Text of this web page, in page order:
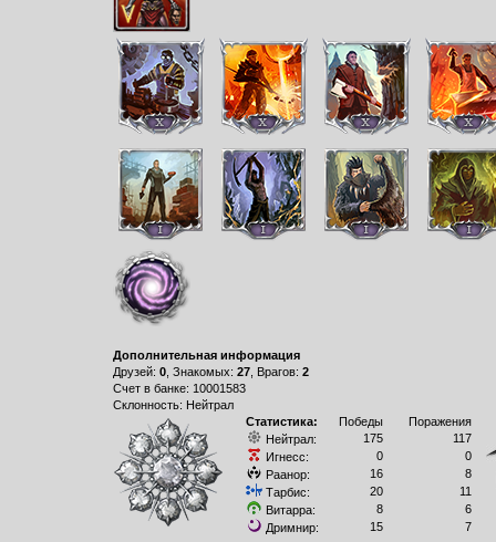
Дополнительная информация
Друзей: 0, Знакомых: 27, Врагов: 2
Счет в банке: 10001583
Склонность: Нейтрал
Статистика:
Победы
Поражения
Нейтрал:
175
117
Игнесс:
0
0
Раанор:
16
8
Тарбис:
20
11
Витарра:
8
6
Дримнир:
15 7